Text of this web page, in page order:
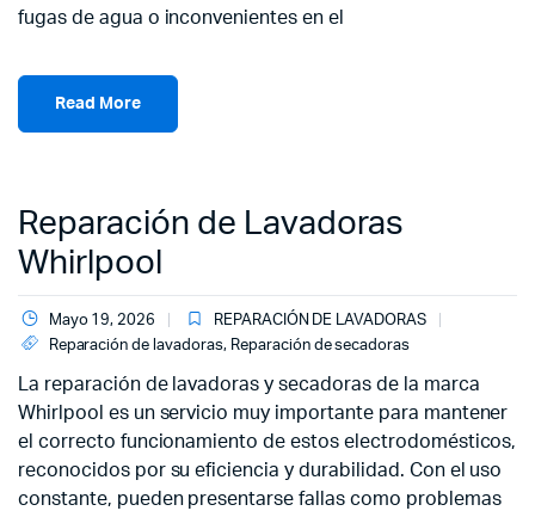
fugas de agua o inconvenientes en el
Read More
Reparación de Lavadoras
Whirlpool
Mayo 19, 2026
REPARACIÓN DE LAVADORAS
Reparación de lavadoras, Reparación de secadoras
La reparación de lavadoras y secadoras de la marca
Whirlpool es un servicio muy importante para mantener
el correcto funcionamiento de estos electrodomésticos,
reconocidos por su eficiencia y durabilidad. Con el uso
constante, pueden presentarse fallas como problemas